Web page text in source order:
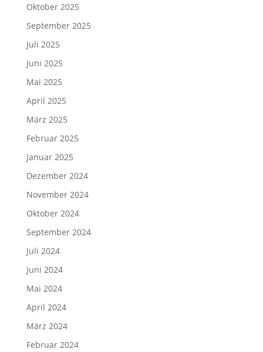
Oktober 2025
September 2025
Juli 2025
Juni 2025
Mai 2025
April 2025
März 2025
Februar 2025
Januar 2025
Dezember 2024
November 2024
Oktober 2024
September 2024
Juli 2024
Juni 2024
Mai 2024
April 2024
März 2024
Februar 2024